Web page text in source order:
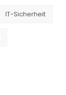
IT-Sicherheit